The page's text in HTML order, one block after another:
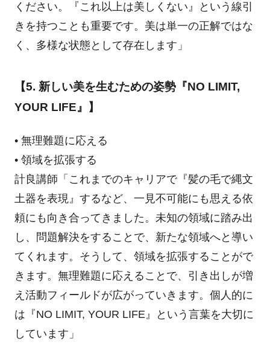
ください。『これ以上は美しくない』という線引
きを持つことも重要です。美は単一の正解ではな
く、多様な状態として存在します」
【5. 新しい美を生むための姿勢『NO LIMIT,
YOUR LIFE』】
• 無理難題に応える
• 領域を拡張する
計良講師「これまでのキャリアで『髪の毛で縄文
土器を表現』するなど、一見不可能にも思える依
頼にも向き合ってきました。未知の領域に踏み出
し、問題解決をすることで、新たな領域へと導い
てくれます。そうして、領域を拡張することがで
きます。無理難題に応えることで、引き出しが増
え活動フィールドが広がっていきます。個人的に
は『NO LIMIT, YOUR LIFE』という言葉を大切に
しています」